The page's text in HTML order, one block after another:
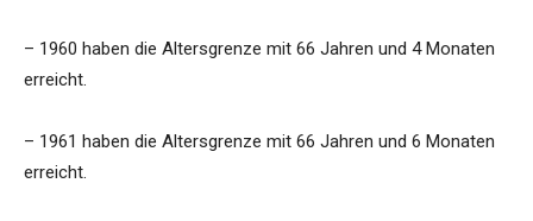
– 1960 haben die Altersgrenze mit 66 Jahren und 4 Monaten
erreicht.
– 1961 haben die Altersgrenze mit 66 Jahren und 6 Monaten
erreicht.